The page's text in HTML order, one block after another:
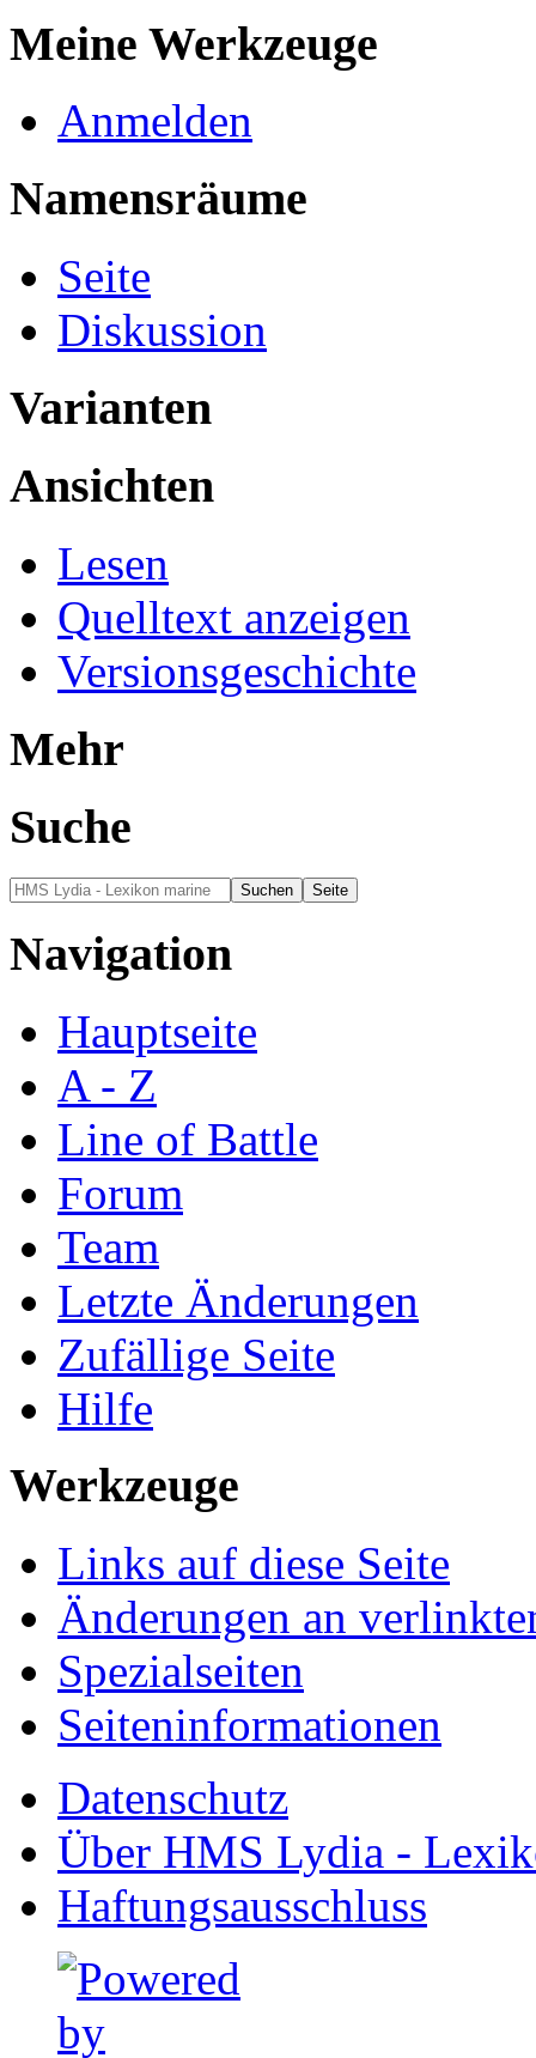
Meine Werkzeuge
Anmelden
Namensräume
Seite
Diskussion
Varianten
Ansichten
Lesen
Quelltext anzeigen
Versionsgeschichte
Mehr
Suche
Navigation
Hauptseite
A - Z
Line of Battle
Forum
Team
Letzte Änderungen
Zufällige Seite
Hilfe
Werkzeuge
Links auf diese Seite
Änderungen an
Spezialseiten
Seiten­informationen
Datenschutz
Über HMS Lydia -
Haftungsausschluss